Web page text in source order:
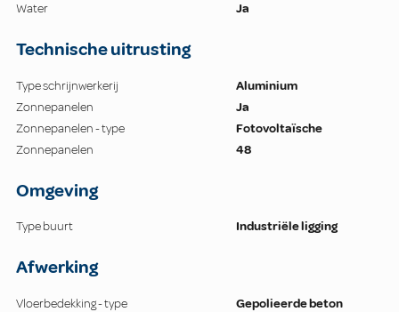
Water
Ja
Technische uitrusting
Type schrijnwerkerij
Aluminium
Zonnepanelen
Ja
Zonnepanelen - type
Fotovoltaïsche
Zonnepanelen
48
Omgeving
Type buurt Industriële ligging
Afwerking
Vloerbedekking - type Gepolieerde beton